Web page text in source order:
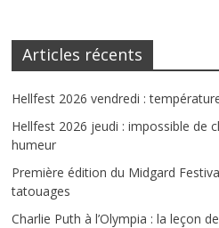
Articles récents
Hellfest 2026 vendredi :
Hellfest 2026 jeudi : impossible de
humeur
Première édition du Midgard
tatouages
Charlie Puth à l’Olympia : la leçon